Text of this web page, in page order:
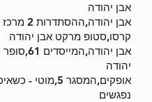
אבן יהודה
אבן
קרסו,סטופ מרקט אבן יהודה
אבן
יהודה
אופקים,המסגר 5,מוטי
נפגשים